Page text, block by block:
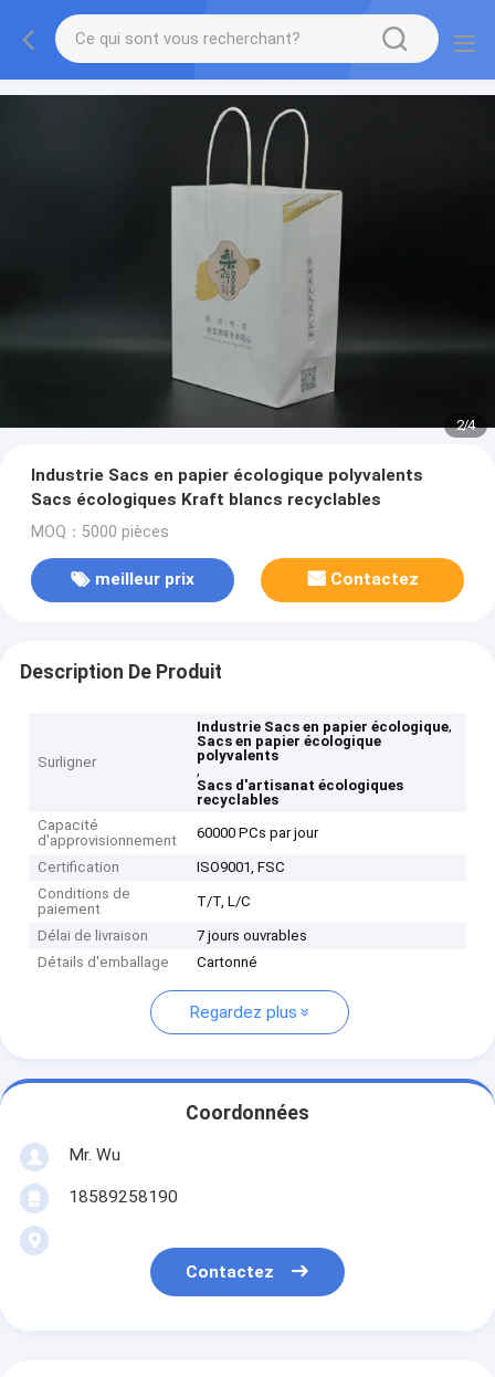
2/4
Industrie Sacs en papier écologique polyvalents
Sacs écologiques Kraft blancs recyclables
MOQ：5000 pièces
meilleur prix Contactez
Description De Produit
Surligner
Industrie Sacs en papier écologique,
Sacs en papier écologique
polyvalents
,
Sacs d'artisanat écologiques
recyclables
Capacité
d'approvisionnement
60000 PCs par jour
Certification
ISO9001, FSC
Conditions de
paiement
T/T, L/C
Délai de livraison
7 jours ouvrables
Détails d'emballage
Cartonné
Regardez plus
Coordonnées
Mr. Wu
18589258190
Contactez